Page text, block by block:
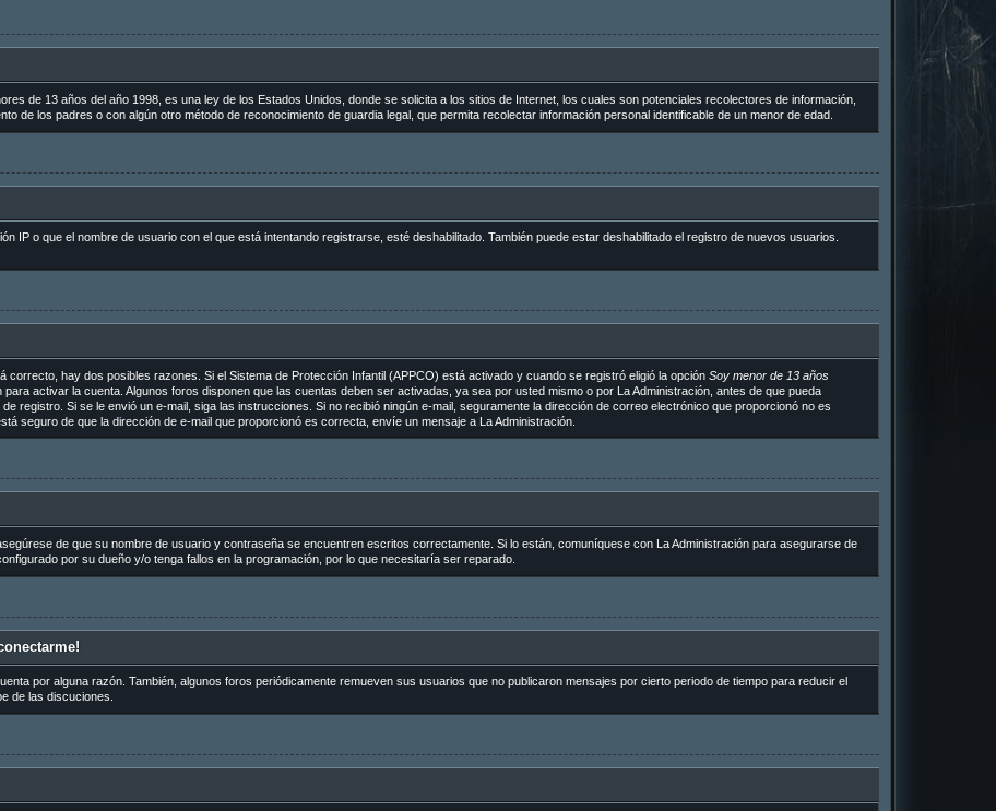
de 13 años del año 1998, es una ley de los Estados Unidos, donde se solicita a los sitios de Internet, los cuales son potenciales recolectores de información,
de los padres o con algún otro método de reconocimiento de guardia legal, que permita recolectar información personal identificable de un menor de edad.
IP o que el nombre de usuario con el que está intentando registrarse, esté deshabilitado. También puede estar deshabilitado el registro de nuevos usuarios.
correcto, hay dos posibles razones. Si el Sistema de Protección Infantil (APPCO) está activado y cuando se registró eligió la opción Soy menor de 13 años
activar la cuenta. Algunos foros disponen que las cuentas deben ser activadas, ya sea por usted mismo o por La Administración, antes de que pueda
registro. Si se le envió un e-mail, siga las instrucciones. Si no recibió ningún e-mail, seguramente la dirección de correo electrónico que proporcionó no es
seguro de que la dirección de e-mail que proporcionó es correcta, envíe un mensaje a La Administración.
de que su nombre de usuario y contraseña se encuentren escritos correctamente. Si lo están, comuníquese con La Administración para asegurarse de
por su dueño y/o tenga fallos en la programación, por lo que necesitaría ser reparado.
por alguna razón. También, algunos foros periódicamente remueven sus usuarios que no publicaron mensajes por cierto periodo de tiempo para reducir el
de las discuciones.